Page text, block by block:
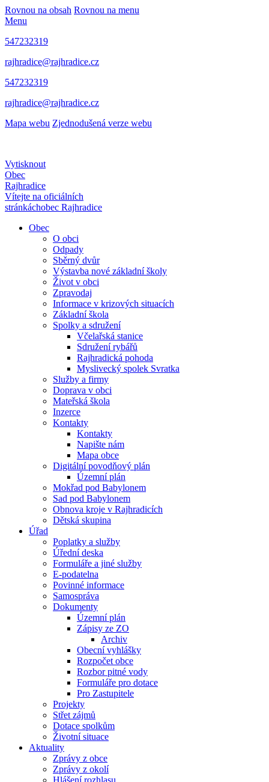
Rovnou na obsah Rovnou na menu
Menu
547232319
rajhradice@rajhradice.cz
547232319
rajhradice@rajhradice.cz
Mapa webu Zjednodušená verze webu
Vytisknout
Obec
Rajhradice
Vítejte na oficiálních
stránkáchobec Rajhradice
Obec
O obci
Odpady
Sběrný dvůr
Výstavba nové základní školy
Život v obci
Zpravodaj
Informace v krizových situacích
Základní škola
Spolky a sdružení
Včelařská stanice
Sdružení rybářů
Rajhradická pohoda
Myslivecký spolek Svratka
Služby a firmy
Doprava v obci
Mateřská škola
Inzerce
Kontakty
Kontakty
Napište nám
Mapa obce
Digitální povodňový plán
Územní plán
Mokřad pod Babylonem
Sad pod Babylonem
Obnova kroje v Rajhradicích
Dětská skupina
Úřad
Poplatky a služby
Úřední deska
Formuláře a jiné služby
E-podatelna
Povinné informace
Samospráva
Dokumenty
Územní plán
Zápisy ze ZO
Archiv
Obecní vyhlášky
Rozpočet obce
Rozbor pitné vody
Formuláře pro dotace
Pro Zastupitele
Projekty
Střet zájmů
Dotace spolkům
Životní situace
Aktuality
Zprávy z obce
Zprávy z okolí
Hlášení rozhlasu